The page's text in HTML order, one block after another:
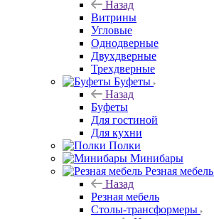
Назад
Витрины
Угловые
Однодверные
Двухдверные
Трехдверные
Буфеты
Назад
Буфеты
Для гостиной
Для кухни
Полки
Минибары
Резная мебель
Назад
Резная мебель
Столы-трансформеры